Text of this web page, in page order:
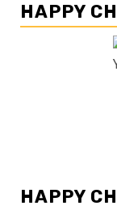
HAPPY
HAPPY